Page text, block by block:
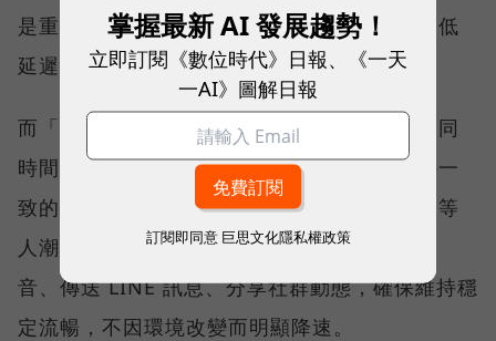
是重要的線上會議，都需要網路能即時回應、低
延遲且持續運作。
而「品質一致性」則是衡量電信業者可否在不同
時間、不同地點、不同網路負載下，都能維持一
致的網路服務品質。無論是在跨年晚會、球賽等
人潮密集場域，或是在高速移動時觀看串流影
音、傳送 LINE 訊息、分享社群動態，確保維持穩
定流暢，不因環境改變而明顯降速。
掌握最新 AI 發展趨勢！
立即訂閱《數位時代》日報、《一天
一AI》圖解日報
訂閱即同意 巨思文化隱私權政策